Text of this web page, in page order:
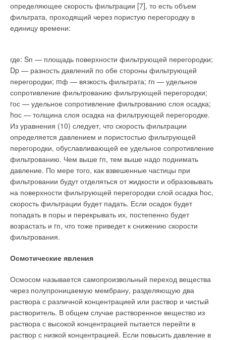
определяющее скорость фильтрации [7], то есть объем
фильтрата, проходящий через пористую перегородку в
единицу времени:
где: Sп — площадь поверхности фильтрующей перегородки;
Dp — разность давлений по обе стороны фильтрующей
перегородки; mф — вязкость фильтрата; rп — удельное
сопротивление фильтрованию фильтрующей перегородки;
rос — удельное сопротивление фильтрованию слоя осадка;
hос — толщина слоя осадка на фильтрующей перегородке.
Из уравнения (10) следует, что скорость фильтрации
определяется давлением и пористостью фильтрующей
перегородки, обуславливающей ее удельное сопротивление
фильтрованию. Чем выше rп, тем выше надо поднимать
давление. По мере того, как взвешенные частицы при
фильтровании будут отделяться от жидкости и образовывать
на поверхности фильтрующей перегородки слой осадка hос,
скорость фильтрации будет падать. Если осадок будет
попадать в поры и перекрывать их, постепенно будет
возрастать и rп, что тоже приведет к снижению скорости
фильтрования.
Осмотические явления
Осмосом называется самопроизвольный переход вещества
через полупроницаемую мембрану, разделяющую два
раствора с различной концентрацией или раствор и чистый
растворитель. В общем случае растворенное вещество из
раствора с высокой концентрацией пытается перейти в
раствор с низкой концентрацией. Если повысить давление в